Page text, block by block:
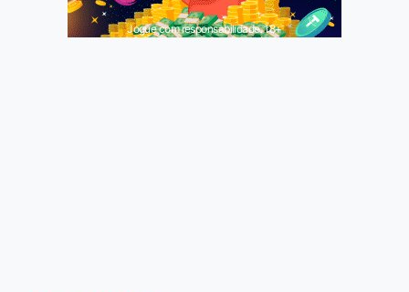
Jogue com responsabilidade. 18+